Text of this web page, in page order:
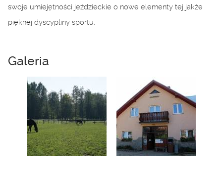
swoje umiejętności jeździeckie o nowe elementy tej jakże
pięknej dyscypliny sportu.
Galeria